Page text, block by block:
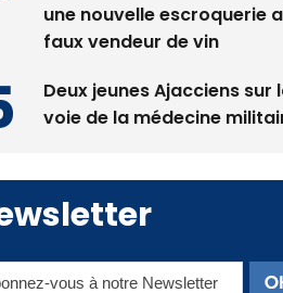
La gendarmerie alerte les
restaurateurs corses face à
faux vendeur de vin